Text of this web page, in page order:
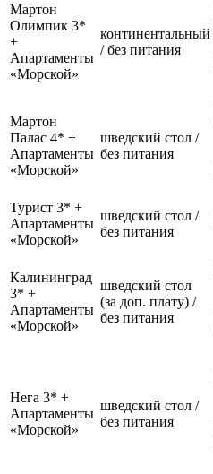
Мартон
Олимпик 3*
+
Апартаменты
«Морской»
континентальный
/ без питания
Мартон
Палас 4* +
Апартаменты
«Морской»
шведский стол /
без питания
Турист 3* +
Апартаменты
«Морской»
шведский стол /
без питания
Калининград
3* +
Апартаменты
«Морской»
шведский стол
(за доп. плату) /
без питания
Нега 3* +
Апартаменты
«Морской»
шведский стол /
без питания